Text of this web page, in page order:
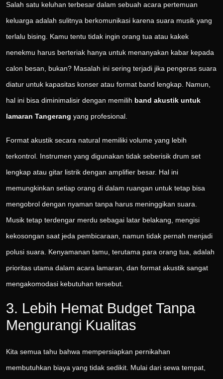
Salah satu keluhan terbesar dalam sebuah acara pertemuan
keluarga adalah sulitnya berkomunikasi karena suara musik yang
terlalu bising. Kamu tentu tidak ingin orang tua atau kakek
nenekmu harus berteriak hanya untuk menanyakan kabar kepada
calon besan, bukan? Masalah ini sering terjadi jika pengeras suara
diatur untuk kapasitas konser atau format band lengkap. Namun,
hal ini bisa diminimalisir dengan memilih band akustik untuk
lamaran Tangerang yang profesional.
Format akustik secara natural memiliki volume yang lebih
terkontrol. Instrumen yang digunakan tidak seberisik drum set
lengkap atau gitar listrik dengan amplifier besar. Hal ini
memungkinkan setiap orang di dalam ruangan untuk tetap bisa
mengobrol dengan nyaman tanpa harus meninggikan suara.
Musik tetap terdengar merdu sebagai latar belakang, mengisi
kekosongan saat jeda pembicaraan, namun tidak pernah menjadi
polusi suara. Kenyamanan tamu, terutama para orang tua, adalah
prioritas utama dalam acara lamaran, dan format akustik sangat
mengakomodasi kebutuhan tersebut.
3. Lebih Hemat Budget Tanpa
Mengurangi Kualitas
Kita semua tahu bahwa mempersiapkan pernikahan
membutuhkan biaya yang tidak sedikit. Mulai dari sewa tempat,